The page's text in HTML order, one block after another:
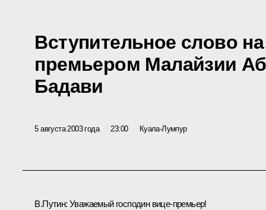
Вступительное слово
премьером Малайзии
Бадави
5 августа 2003 года 23:00 Куала-Лумпур
В.Путин: Уважаемый господин вице-премьер!